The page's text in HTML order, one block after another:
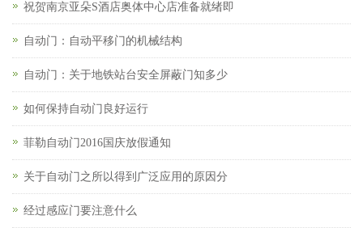
祝贺南京亚朵S酒店奥体中心店准备就绪即
自动门：自动平移门的机械结构
自动门：关于地铁站台安全屏蔽门知多少
如何保持自动门良好运行
菲勒自动门2016国庆放假通知
关于自动门之所以得到广泛应用的原因分
经过感应门要注意什么